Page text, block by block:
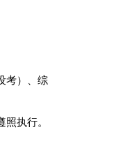
考）、综
执行。